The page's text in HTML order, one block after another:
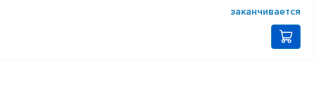
заканчивается